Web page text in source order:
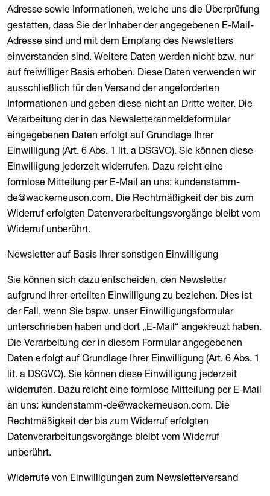
Adresse sowie Informationen, welche uns die Überprüfung
gestatten, dass Sie der Inhaber der angegebenen E-Mail-
Adresse sind und mit dem Empfang des Newsletters
einverstanden sind. Weitere Daten werden nicht bzw. nur
auf freiwilliger Basis erhoben. Diese Daten verwenden wir
ausschließlich für den Versand der angeforderten
Informationen und geben diese nicht an Dritte weiter. Die
Verarbeitung der in das Newsletteranmeldeformular
eingegebenen Daten erfolgt auf Grundlage Ihrer
Einwilligung (Art. 6 Abs. 1 lit. a DSGVO). Sie können diese
Einwilligung jederzeit widerrufen. Dazu reicht eine
formlose Mitteilung per E-Mail an uns: kundenstamm-
de@wackerneuson.com. Die Rechtmäßigkeit der bis zum
Widerruf erfolgten Datenverarbeitungsvorgänge bleibt vom
Widerruf unberührt.
Newsletter auf Basis Ihrer sonstigen Einwilligung
Sie können sich dazu entscheiden, den Newsletter
aufgrund Ihrer erteilten Einwilligung zu beziehen. Dies ist
der Fall, wenn Sie bspw. unser Einwilligungsformular
unterschrieben haben und dort „E-Mail“ angekreuzt haben.
Die Verarbeitung der in diesem Formular angegebenen
Daten erfolgt auf Grundlage Ihrer Einwilligung (Art. 6 Abs. 1
lit. a DSGVO). Sie können diese Einwilligung jederzeit
widerrufen. Dazu reicht eine formlose Mitteilung per E-Mail
an uns: kundenstamm-de@wackerneuson.com. Die
Rechtmäßigkeit der bis zum Widerruf erfolgten
Datenverarbeitungsvorgänge bleibt vom Widerruf
unberührt.
Widerrufe von Einwilligungen zum Newsletterversand